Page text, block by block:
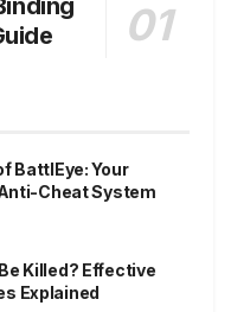
BattlEye: Your
Cheat System
Killed? Effective
Explained